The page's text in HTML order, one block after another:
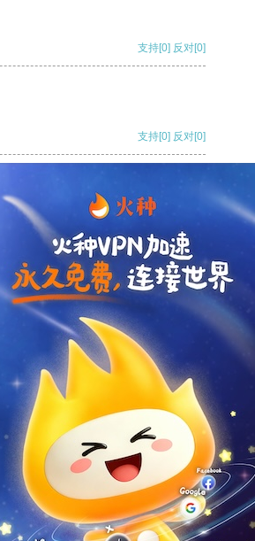
支持[0] 反对[0]
支持[0] 反对[0]
反对
反对[0]
风驰加速器 旋风加速器 八戒看书